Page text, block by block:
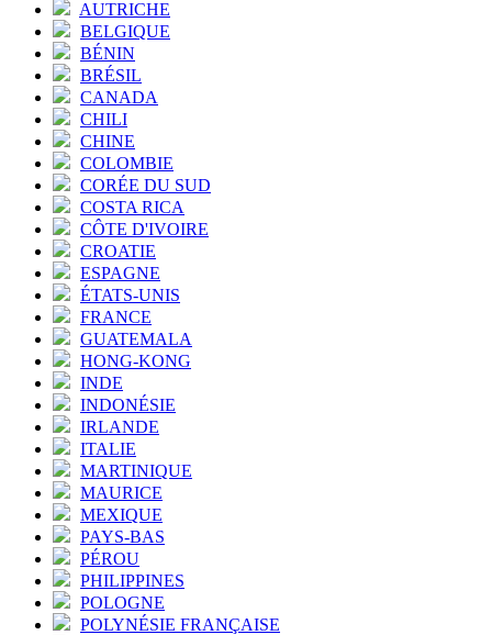
AUTRICHE
BELGIQUE
BÉNIN
BRÉSIL
CANADA
CHILI
CHINE
COLOMBIE
CORÉE DU SUD
COSTA RICA
CÔTE D'IVOIRE
CROATIE
ESPAGNE
ÉTATS-UNIS
FRANCE
GUATEMALA
HONG-KONG
INDE
INDONÉSIE
IRLANDE
ITALIE
MARTINIQUE
MAURICE
MEXIQUE
PAYS-BAS
PÉROU
PHILIPPINES
POLOGNE
POLYNÉSIE FRANÇAISE